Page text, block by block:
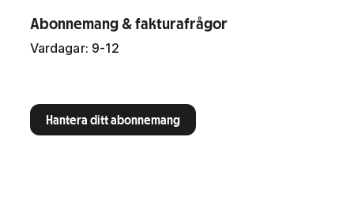
Abonnemang & fakturafrågor
Vardagar: 9-12
Hantera ditt abonnemang